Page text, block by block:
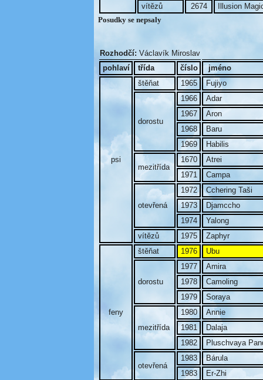
vítězů
2674
Illusion
Posudky se nepsaly
Rozhodčí: Václavík Miroslav
pohlaví
třída číslo jméno
psi
štěňat 1965 Fujiyo
dorostu
1966
Adar
1967
Aron
1968
Baru
1969
Habilis
mezitřída
1670
Atrei
1971
Campa
otevřená
1972
Cchering Taši
1973
Djamccho
1974
Yalong
vítězů
1975 Zaphyr
feny
štěňat 1976 Ubu
dorostu
1977
Amira
1978
Camoling
1979
Soraya
mezitřída
1980
Annie
1981
Dalaja
1982
Pluschvaya
otevřená
1983
Bárula
1983
Er-Zhi